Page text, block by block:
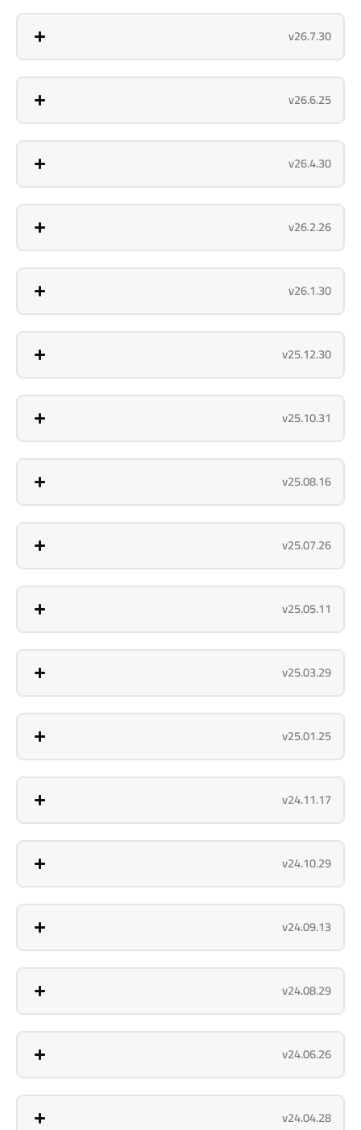
v26.7.30
v26.6.25
v26.4.30
v26.2.26
v26.1.30
v25.12.30
v25.10.31
v25.08.16
v25.07.26
v25.05.11
v25.03.29
v25.01.25
v24.11.17
v24.10.29
v24.09.13
v24.08.29
v24.06.26
v24.04.28